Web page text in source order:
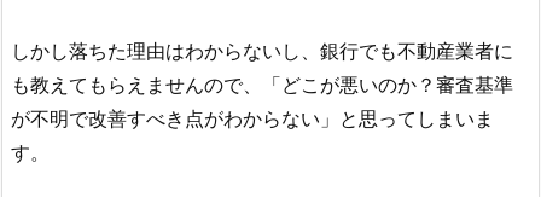
しかし落ちた理由はわからないし、銀行でも不動産業者に
も教えてもらえませんので、「どこが悪いのか？審査基準
が不明で改善すべき点がわからない」と思ってしまいま
す。